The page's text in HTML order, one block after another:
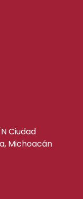
Ciudad
Michoacán